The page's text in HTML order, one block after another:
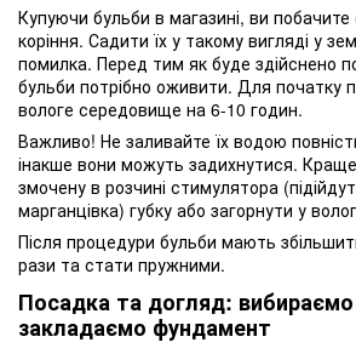
Купуючи бульби в магазині, ви побачите
коріння. Садити їх у такому вигляді у
помилка. Перед тим як буде здійснено
бульби потрібно оживити. Для початку
вологе середовище на 6-10 годин.
Важливо! Не заливайте їх водою
інакше вони можуть задихнутися.
змочену в розчині стимулятора
марганцівка) губку або загорнути у
Після процедури бульби мають
рази та стати пружними.
Посадка та догляд:
закладаємо фундамент